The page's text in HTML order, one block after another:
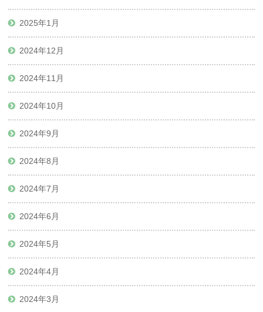
2025年1月
2024年12月
2024年11月
2024年10月
2024年9月
2024年8月
2024年7月
2024年6月
2024年5月
2024年4月
2024年3月